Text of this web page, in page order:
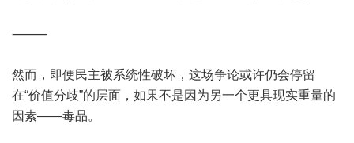
⸻
然而，即便民主被系统性破坏，这场争论或许仍会停留
在“价值分歧”的层面，如果不是因为另一个更具现实重量的
因素——毒品。